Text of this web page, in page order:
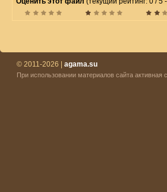
© 2011-2026 | agama.su
При использовании материалов сайта активная